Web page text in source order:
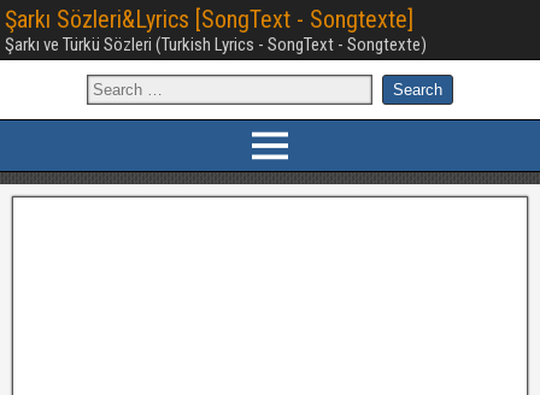
Şarkı Sözleri&Lyrics [SongText - Songtexte]
Şarkı ve Türkü Sözleri (Turkish Lyrics - SongText - Songtexte)